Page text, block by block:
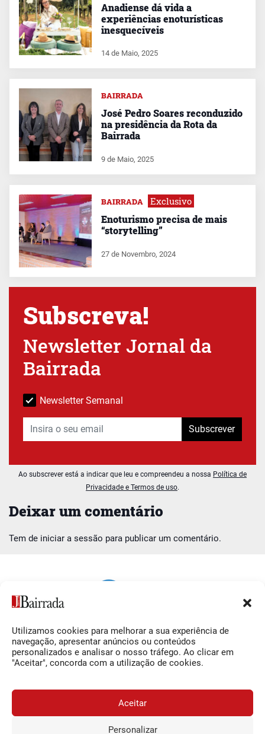
Utilizamos cookies para melhorar a sua experiência de
navegação, apresentar anúncios ou conteúdos
personalizados e analisar o nosso tráfego. Ao clicar em
"Aceitar", concorda com a utilização de cookies.
Aceitar
Personalizar
Deixar um comentário
Tem de iniciar a sessão para publicar um comentário.
Anadiense dá vida a
experiências enoturísticas
inesquecíveis
14 de Maio, 2025
BAIRRADA
José Pedro Soares reconduzido
na presidência da Rota da
Bairrada
9 de Maio, 2025
BAIRRADA Exclusivo
Enoturismo precisa de mais
“storytelling”
27 de Novembro, 2024
Subscreva!
Newsletter Jornal da
Bairrada
Newsletter Semanal
Subscrever
Ao subscrever está a indicar que leu e compreendeu a nossa Política de
Privacidade e Termos de uso.
Siga-nos
Facebook
O Jornal da Bairrada
Contactos
Termos e Condições